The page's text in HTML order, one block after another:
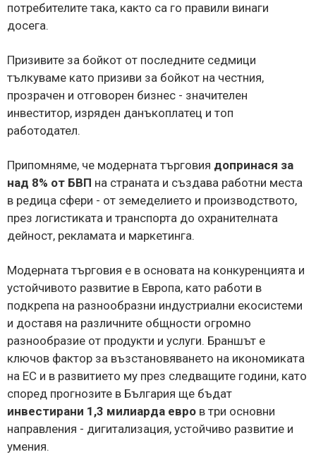
потребителите така, както са го правили винаги
досега.
Призивите за бойкот от последните седмици
тълкуваме като призиви за бойкот на честния,
прозрачен и отговорен бизнес - значителен
инвеститор, изряден данъкоплатец и топ
работодател.
Припомняме, че модерната търговия допринася за
над 8% от БВП на страната и създава работни места
в редица сфери - от земеделието и производството,
през логистиката и транспорта до охранителната
дейност, рекламата и маркетинга.
Модерната търговия е в основата на конкуренцията и
устойчивото развитие в Европа, като работи в
подкрепа на разнообразни индустриални екосистеми
и доставя на различните общности огромно
разнообразие от продукти и услуги. Браншът е
ключов фактор за възстановяването на икономиката
на ЕС и в развитието му през следващите години, като
според прогнозите в България ще бъдат
инвестирани 1,3 милиарда евро в три основни
направления - дигитализация, устойчиво развитие и
умения.